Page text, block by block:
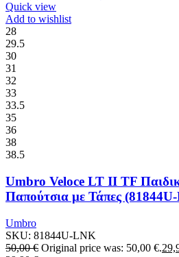
Quick view
Add to wishlist
28
29.5
30
31
32
33
33.5
35
36
38
38.5
Umbro Veloce LT II TF
Παπούτσια με Τάπες
Umbro
SKU: 81844U-LNK
50,00€ Original price was: 50,00 €.